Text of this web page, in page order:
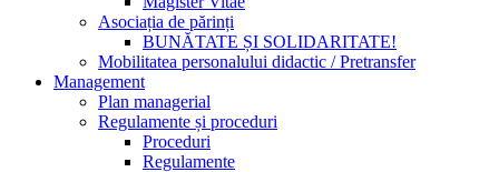
Asociația de părinți
BUNĂTATE ȘI SOLIDARITATE!
Mobilitatea personalului didactic / Pretransfer
Management
Plan managerial
Regulamente și proceduri
Proceduri
Regulamente